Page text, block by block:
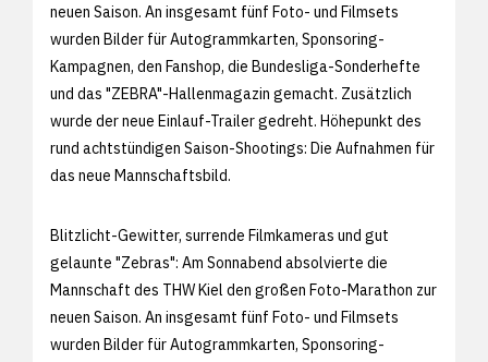
neuen Saison. An insgesamt fünf Foto- und Filmsets
wurden Bilder für Autogrammkarten, Sponsoring-
Kampagnen, den Fanshop, die Bundesliga-Sonderhefte
und das "ZEBRA"-Hallenmagazin gemacht. Zusätzlich
wurde der neue Einlauf-Trailer gedreht. Höhepunkt des
rund achtstündigen Saison-Shootings: Die Aufnahmen für
das neue Mannschaftsbild.
Blitzlicht-Gewitter, surrende Filmkameras und gut
gelaunte "Zebras": Am Sonnabend absolvierte die
Mannschaft des THW Kiel den großen Foto-Marathon zur
neuen Saison. An insgesamt fünf Foto- und Filmsets
wurden Bilder für Autogrammkarten, Sponsoring-